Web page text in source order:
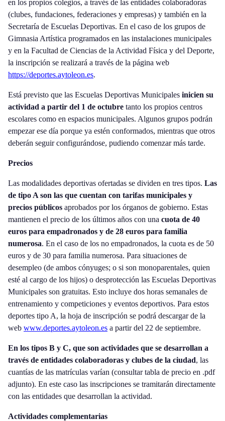
en los propios colegios, a través de las entidades colaboradoras
(clubes, fundaciones, federaciones y empresas) y también en la
Secretaría de Escuelas Deportivas. En el caso de los grupos de
Gimnasia Artística programados en las instalaciones municipales
y en la Facultad de Ciencias de la Actividad Física y del Deporte,
la inscripción se realizará a través de la página web
https://deportes.aytoleon.es.
Está previsto que las Escuelas Deportivas Municipales inicien su
actividad a partir del 1 de octubre tanto los propios centros
escolares como en espacios municipales. Algunos grupos podrán
empezar ese día porque ya estén conformados, mientras que otros
deberán seguir configurándose, pudiendo comenzar más tarde.
Precios
Las modalidades deportivas ofertadas se dividen en tres tipos. Las
de tipo A son las que cuentan con tarifas municipales y
precios públicos aprobados por los órganos de gobierno. Estas
mantienen el precio de los últimos años con una cuota de 40
euros para empadronados y de 28 euros para familia
numerosa. En el caso de los no empadronados, la cuota es de 50
euros y de 30 para familia numerosa. Para situaciones de
desempleo (de ambos cónyuges; o si son monoparentales, quien
esté al cargo de los hijos) o desprotección las Escuelas Deportivas
Municipales son gratuitas. Esto incluye dos horas semanales de
entrenamiento y competiciones y eventos deportivos. Para estos
deportes tipo A, la hoja de inscripción se podrá descargar de la
web www.deportes.aytoleon.es a partir del 22 de septiembre.
En los tipos B y C, que son actividades que se desarrollan a
través de entidades colaboradoras y clubes de la ciudad, las
cuantías de las matrículas varían (consultar tabla de precio en .pdf
adjunto). En este caso las inscripciones se tramitarán directamente
con las entidades que desarrollan la actividad.
Actividades complementarias